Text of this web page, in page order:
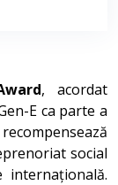
, acordat
E ca parte a
social